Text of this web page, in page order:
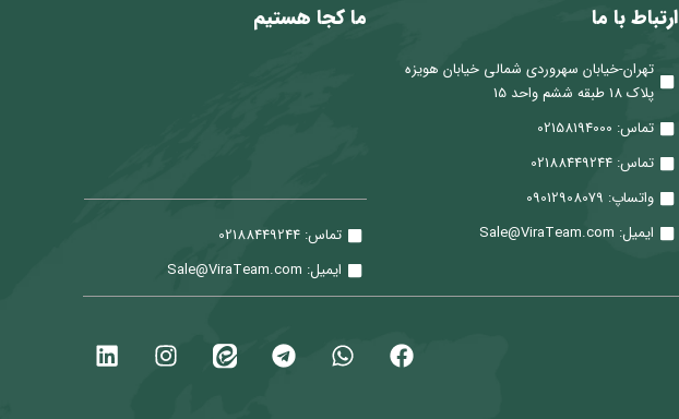
ارتباط با ما
تهران-خیابان سهروردی شمالی خیابان هویزه
پلاک 18 طبقه ششم واحد 15
تماس: 02158194000
تماس: 02188449244
واتساپ: 09012908079
ایمیل: Sale@ViraTeam.com
ما کجا هستیم
تماس: 02188449244
ایمیل: Sale@ViraTeam.com